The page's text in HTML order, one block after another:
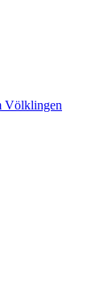
Völklingen